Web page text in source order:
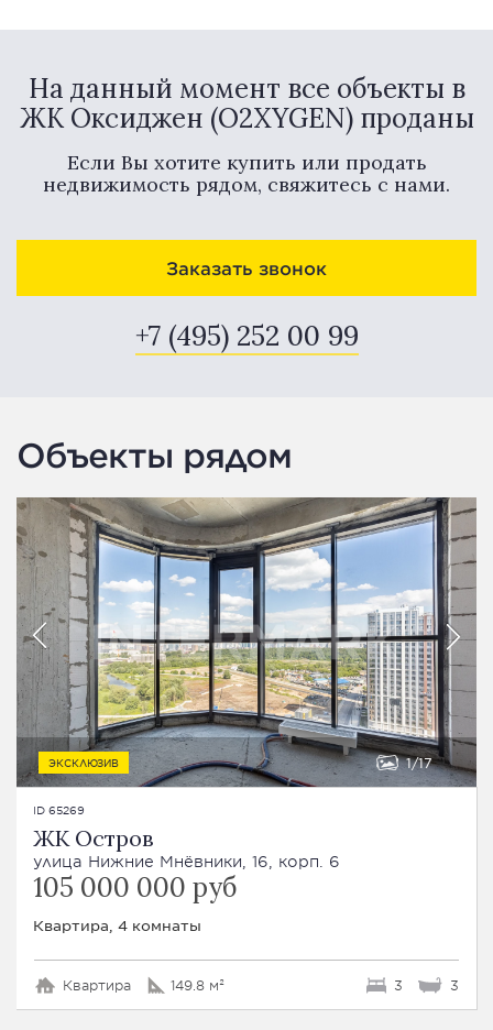
На данный момент все объекты в
ЖК Оксиджен (O2XYGEN) проданы
Если Вы хотите купить или продать
недвижимость рядом, свяжитесь с нами.
Заказать звонок
+7 (495) 252 00 99
Объекты рядом
ЭКСКЛЮЗИВ 1 17
ID 65269
ЖК Остров
улица Нижние Мнёвники, 16, корп. 6
105 000 000 руб
Квартира, 4 комнаты
Квартира 149.8 м² 3 3